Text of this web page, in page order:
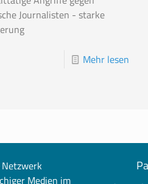
Journalisten - starke
Mehr lesen
Medien im